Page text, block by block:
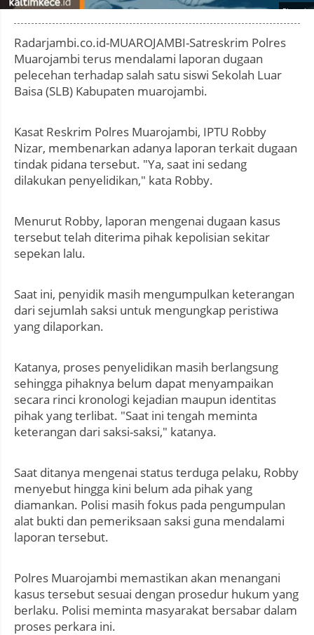
Photo by
Radarjambi.co.id-MUAROJAMBI-Satreskrim Polres
Muarojambi terus mendalami laporan dugaan
pelecehan terhadap salah satu siswi Sekolah Luar
Baisa (SLB) Kabupaten muarojambi.
Kasat Reskrim Polres Muarojambi, IPTU Robby
Nizar, membenarkan adanya laporan terkait dugaan
tindak pidana tersebut. "Ya, saat ini sedang
dilakukan penyelidikan," kata Robby.
Menurut Robby, laporan mengenai dugaan kasus
tersebut telah diterima pihak kepolisian sekitar
sepekan lalu.
Saat ini, penyidik masih mengumpulkan keterangan
dari sejumlah saksi untuk mengungkap peristiwa
yang dilaporkan.
Katanya, proses penyelidikan masih berlangsung
sehingga pihaknya belum dapat menyampaikan
secara rinci kronologi kejadian maupun identitas
pihak yang terlibat. "Saat ini tengah meminta
keterangan dari saksi-saksi," katanya.
Saat ditanya mengenai status terduga pelaku, Robby
menyebut hingga kini belum ada pihak yang
diamankan. Polisi masih fokus pada pengumpulan
alat bukti dan pemeriksaan saksi guna mendalami
laporan tersebut.
Polres Muarojambi memastikan akan menangani
kasus tersebut sesuai dengan prosedur hukum yang
berlaku. Polisi meminta masyarakat bersabar dalam
proses perkara ini.